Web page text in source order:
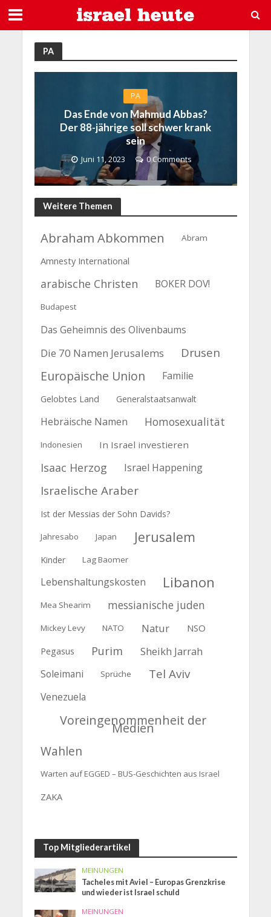
PA
PA
Das Ende von Mahmud Abbas?
Der 88-jährige soll schwer krank
sein
Juni 11, 2023 0 Comments
Weitere Themen
Abraham Abkommen Abram
Amnesty International
arabische Christen BOKER DOV!
Budapest
Das Geheimnis des Olivenbaums
Die 70 Namen Jerusalems Drusen
Europäische Union Familie
Gelobtes Land Generalstaatsanwalt
Hebräische Namen Homosexualität
Indonesien In Israel investieren
Isaac Herzog Israel Happening
Israelische Araber
Ist der Messias der Sohn Davids?
Jahresabo Japan Jerusalem
Kinder Lag Baomer
Lebenshaltungskosten Libanon
Mea Shearim messianische juden
Mickey Levy NATO Natur
NSO
Pegasus
Purim Sheikh Jarrah
Soleimani Sprüche Tel Aviv
Venezuela
Voreingenommenheit der
Medien
Wahlen
Warten auf EGGED – BUS-Geschichten aus Israel
ZAKA
Top Mitgliederartikel
MEINUNGEN
Tacheles mit Aviel – Europas Grenzkrise
und wieder ist Israel schuld
MEINUNGEN